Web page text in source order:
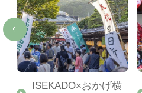
ISEKADO×おかげ横